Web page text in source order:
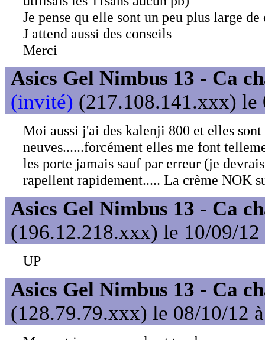
Je pense qu elle sont un peu plus large de
J attend aussi des conseils
Merci
Asics Gel Nimbus 13 - Ca
(invité) (217.108.141.xxx) le
Moi aussi j'ai des kalenji 800 et elles
neuves......forcément elles me font
les porte jamais sauf par erreur (je
rapellent rapidement..... La crème NOK
Asics Gel Nimbus 13 - Ca
(196.12.218.xxx) le 10/09/12
UP
Asics Gel Nimbus 13 - Ca
(128.79.79.xxx) le 08/10/12